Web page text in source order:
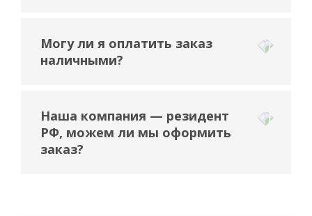
Могу ли я оплатить заказ
наличными?
Наша компания — резидент
РФ, можем ли мы оформить
заказ?